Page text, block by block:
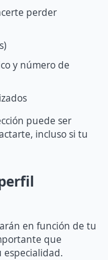
perder
y número de
puede ser
incluso si tu
en función de tu
que
especialidad.